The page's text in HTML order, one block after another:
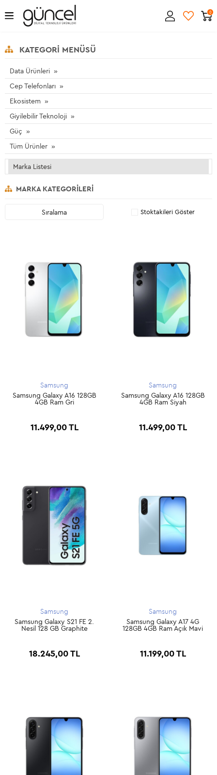
0
KATEGORI MENÜSÜ
Data Ürünleri
Cep Telefonları
Ekosistem
Giyilebilir Teknoloji
Güç
Tüm Ürünler
Marka Listesi
MARKA KATEGORILERI
Sıralama Stoktakileri Göster
Samsung
Samsung Galaxy A16 128GB
4GB Ram Gri
11.499,00 TL
Samsung
Samsung Galaxy A16 128GB
4GB Ram Siyah
11.499,00 TL
Samsung
Samsung Galaxy S21 FE 2.
Nesil 128 GB Graphite
18.245,00 TL
Samsung
Samsung Galaxy A17 4G
128GB 4GB Ram Açık Mavi
11.199,00 TL